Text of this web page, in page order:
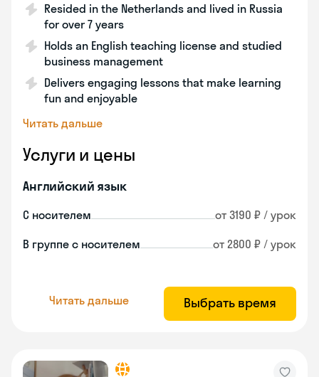
Resided in the Netherlands and lived in Russia
for over 7 years
Holds an English teaching license and studied
business management
Delivers engaging lessons that make learning
fun and enjoyable
Читать дальше
Услуги и цены
Английский язык
С носителем от 3190 ₽ / урок
В группе с носителем от 2800 ₽ / урок
Читать дальше Выбрать время